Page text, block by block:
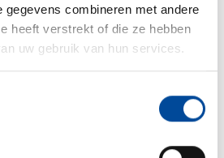
gegevens combineren met andere
heeft verstrekt of die ze hebben
uw gebruik van hun services.